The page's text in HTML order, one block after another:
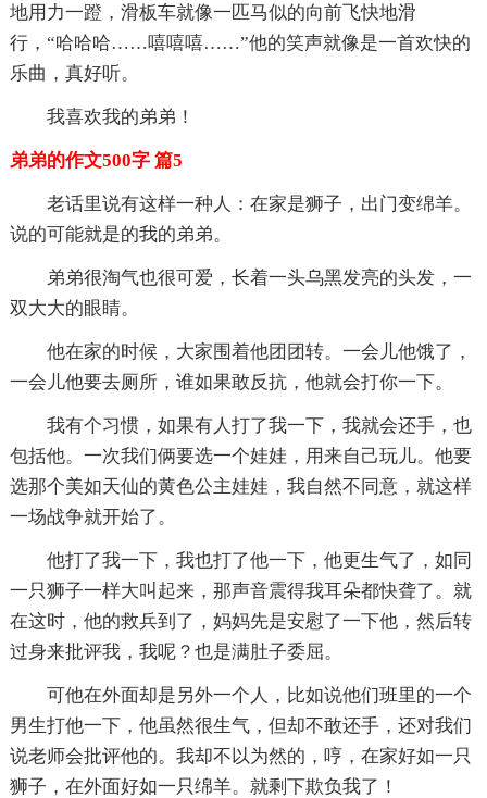
地用力一蹬，滑板车就像一匹马似的向前飞快地滑
行，“哈哈哈……嘻嘻嘻……”他的笑声就像是一首欢快的
乐曲，真好听。
我喜欢我的弟弟！
弟弟的作文500字 篇5
老话里说有这样一种人：在家是狮子，出门变绵羊。
说的可能就是的我的弟弟。
弟弟很淘气也很可爱，长着一头乌黑发亮的头发，一
双大大的眼睛。
他在家的时候，大家围着他团团转。一会儿他饿了，
一会儿他要去厕所，谁如果敢反抗，他就会打你一下。
我有个习惯，如果有人打了我一下，我就会还手，也
包括他。一次我们俩要选一个娃娃，用来自己玩儿。他要
选那个美如天仙的黄色公主娃娃，我自然不同意，就这样
一场战争就开始了。
他打了我一下，我也打了他一下，他更生气了，如同
一只狮子一样大叫起来，那声音震得我耳朵都快聋了。就
在这时，他的救兵到了，妈妈先是安慰了一下他，然后转
过身来批评我，我呢？也是满肚子委屈。
可他在外面却是另外一个人，比如说他们班里的一个
男生打他一下，他虽然很生气，但却不敢还手，还对我们
说老师会批评他的。我却不以为然的，哼，在家好如一只
狮子，在外面好如一只绵羊。就剩下欺负我了！